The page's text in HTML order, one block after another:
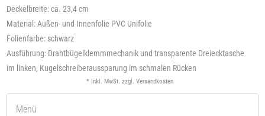
Deckelbreite: ca. 23,4 cm
Material: Außen- und Innenfolie PVC Unifolie
Folienfarbe: schwarz
Ausführung: Drahtbügelklemmmechanik und transparente Dreiecktasche
im linken, Kugelschreiberaussparung im schmalen Rücken
* Inkl. MwSt. zzgl. Versandkosten
Menü